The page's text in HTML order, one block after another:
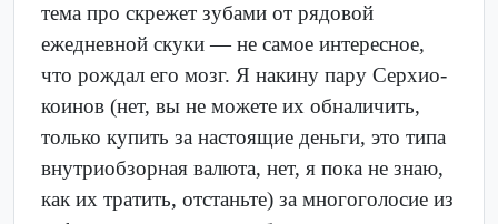
тема про скрежет зубами от рядовой
ежедневной скуки — не самое интересное,
что рождал его мозг. Я накину пару Серхио-
коинов (нет, вы не можете их обналичить,
только купить за настоящие деньги, это типа
внутриобзорная валюта, нет, я пока не знаю,
как их тратить, отстаньте) за многоголосие из